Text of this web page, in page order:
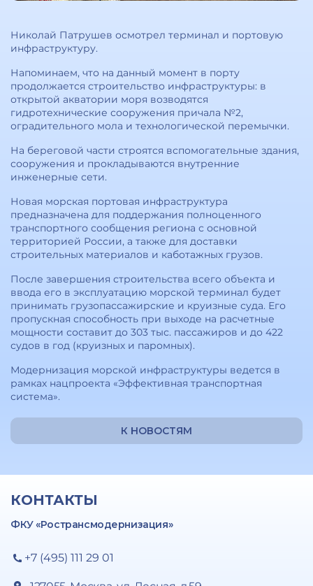
Николай Патрушев осмотрел терминал и портовую
инфраструктуру.
Напоминаем, что на данный момент в порту
продолжается строительство инфраструктуры: в
открытой акватории моря возводятся
гидротехнические сооружения причала №2,
оградительного мола и технологической перемычки.
На береговой части строятся вспомогательные здания,
сооружения и прокладываются внутренние
инженерные сети.
Новая морская портовая инфраструктура
предназначена для поддержания полноценного
транспортного сообщения региона с основной
территорией России, а также для доставки
строительных материалов и каботажных грузов.
После завершения строительства всего объекта и
ввода его в эксплуатацию морской терминал будет
принимать грузопассажирские и круизные суда. Его
пропускная способность при выходе на расчетные
мощности составит до 303 тыс. пассажиров и до 422
судов в год (круизных и паромных).
Модернизация морской инфраструктуры ведется в
рамках нацпроекта «Эффективная транспортная
система».
К НОВОСТЯМ
КОНТАКТЫ
ФКУ «Ространсмодернизация»
+7 (495) 111 29 01